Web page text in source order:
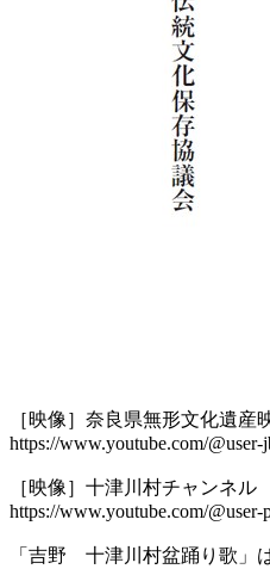
［映像］奈良県無形文化遺産
https://www.youtube.com/@user-
［映像］十津川村チャンネル
https://www.youtube.com/@user-
「吉野 十津川村盆踊り歌」